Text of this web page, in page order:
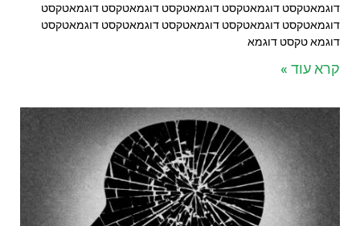
דוגמאטקסט דוגמאטקסט דוגמאטקסט דוגמאטקסט דוגמאטקסט
דוגמאטקסט דוגמאטקסט דוגמאטקסט דוגמאטקסט דוגמאטקסט
דוגמא טקסט דוגמא
קרא עוד »